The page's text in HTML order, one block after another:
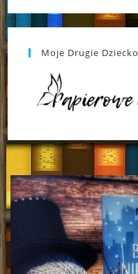
Moje Drugie Dziecko